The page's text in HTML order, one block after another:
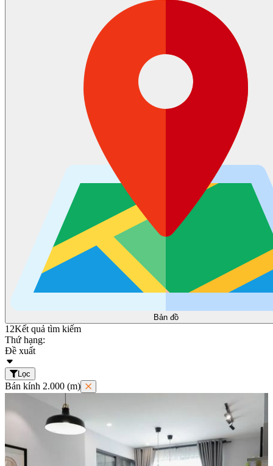
Bản đồ
12Kết quả tìm kiếm
Thứ hạng:
Đề xuất
Lọc
Bán kính 2.000 (m)